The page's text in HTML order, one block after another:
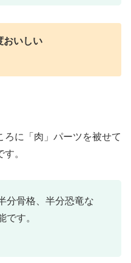
おいしい
ろに「肉」パーツを被せて
。
分骨格、半分恐竜な
です。